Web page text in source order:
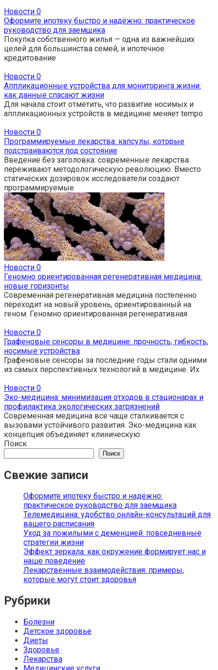
Новости 0
Оформите ипотеку быстро и надёжно: практическое
руководство для заемщика
Покупка собственного жилья — одна из важнейших
целей для большинства семей, и ипотечное
кредитование
Новости 0
Аппликационные устройства для мониторинга жизни:
как данные спасают жизни
Для начала стоит отметить, что развитие носимых и
аппликационных устройств в медицине меняет tempo
Новости 0
Программируемые лекарства: капсулы, которые
подстраиваются под состояние
Введение без заголовка: современные лекарства
переживают методологическую революцию. Вместо
статических дозировок исследователи создают
программируемые
Новости 0
Геномно ориентированная регенеративная медицина:
новые горизонты
Современная регенеративная медицина постепенно
переходит на новый уровень, ориентированный на
геном. Геномно ориентированная регенеративная
Новости 0
Графеновые сенсоры в медицине: прочность, гибкость,
носимые устройства
Графеновые сенсоры за последние годы стали одними
из самых перспективных технологий в медицине. Их
Новости 0
Эко-медицина: минимизация отходов в стационарах и
профилактика экологических загрязнений
Современная медицина все чаще сталкивается с
вызовами устойчивого развития. Эко-медицина как
концепция объединяет клиническую
Поиск
Поиск
Свежие записи
Оформите ипотеку быстро и надёжно:
практическое руководство для заемщика
Телемедицина: удобство онлайн-консультаций для
вашего расписания
Уход за пожилыми с деменцией: повседневные
стратегии жизни
Эффект зеркала: как окружение формирует нас и
наше поведение
Лекарственные взаимодействия: примеры,
которые могут стоит здоровья
Рубрики
Болезни
Детское здоровье
Диеты
Здоровье
Лекарства